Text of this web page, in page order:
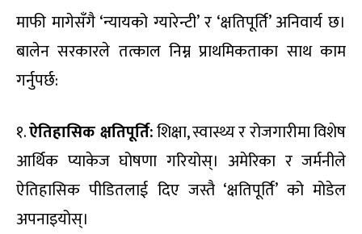
माफी मागेसँगै ‘न्यायको ग्यारेन्टी’ र ‘क्षतिपूर्ति’ अनिवार्य छ।
बालेन सरकारले तत्काल निम्न प्राथमिकताका साथ काम
गर्नुपर्छ:
१.ऐतिहासिक क्षतिपूर्ति:शिक्षा, स्वास्थ्य र रोजगारीमा विशेष
आर्थिक प्याकेज घोषणा गरियोस्। अमेरिका र जर्मनीले
ऐतिहासिक पीडितलाई दिए जस्तै ‘क्षतिपूर्ति’ को मोडेल
अपनाइयोस्।